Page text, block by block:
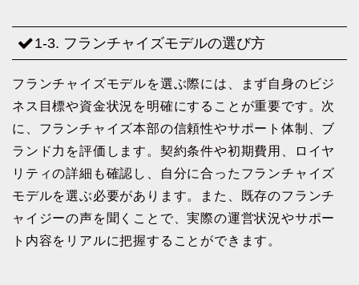
1-3. フランチャイズモデルの選び方
フランチャイズモデルを選ぶ際には、まず自身のビジ
ネス目標や資金状況を明確にすることが重要です。次
に、フランチャイズ本部の信頼性やサポート体制、ブ
ランド力を評価します。契約条件や初期費用、ロイヤ
リティの詳細も確認し、自分に合ったフランチャイズ
モデルを選ぶ必要があります。また、既存のフランチ
ャイジーの声を聞くことで、実際の運営状況やサポー
ト内容をリアルに把握することができます。